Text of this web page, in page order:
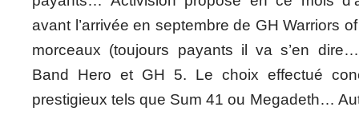
avant l’arrivée en septembre de GH Warriors
morceaux (toujours payants il va s’en
Band Hero et GH 5. Le choix effectué
prestigieux tels que Sum 41 ou Megadeth…